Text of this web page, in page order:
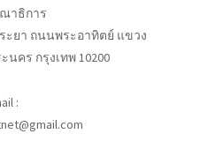
าธิการ
ะยา ถนนพระอาทิตย์ แขวง
คร กรุงเทพ 10200
: